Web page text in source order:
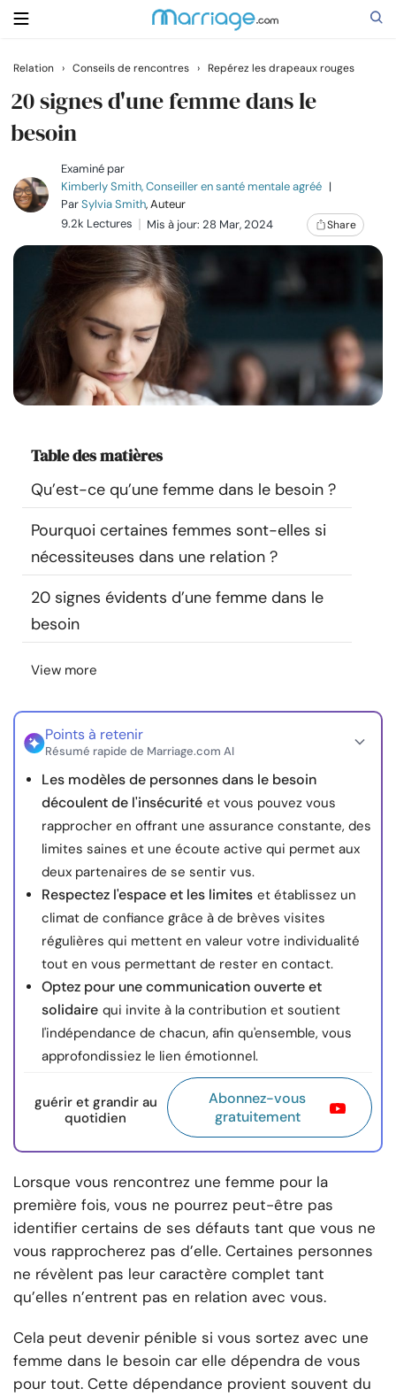
Rechercher
Se marier
Relations
Famille
Cours
Communauté
Trouver un thérapeute
Langue
À propos de nous Contact Écrivez pour nous
Publicité avec
nous
Relation › Conseils de rencontres › Repérez les drapeaux rouges
20 signes d'une femme dans le
besoin
Examiné par
Kimberly Smith, Conseiller en santé mentale agréé |
ParSylvia Smith, Auteur
9.2k Lectures
Mis à jour: 28 Mar, 2024 Share
Table des matières
Qu’est-ce qu’une femme dans le besoin ?
Pourquoi certaines femmes sont-elles si
nécessiteuses dans une relation ?
20 signes évidents d’une femme dans le
besoin
View more
Points à retenir
Résumé rapide de Marriage.com AI
Les modèles de personnes dans le besoin
découlent de l'insécurité et vous pouvez vous
rapprocher en offrant une assurance constante, des
limites saines et une écoute active qui permet aux
deux partenaires de se sentir vus.
Respectez l'espace et les limites et établissez un
climat de confiance grâce à de brèves visites
régulières qui mettent en valeur votre individualité
tout en vous permettant de rester en contact.
Optez pour une communication ouverte et
solidaire qui invite à la contribution et soutient
l'indépendance de chacun, afin qu'ensemble, vous
approfondissiez le lien émotionnel.
guérir et grandir au
quotidien
Abonnez-vous
gratuitement
Lorsque vous rencontrez une femme pour la
première fois, vous ne pourrez peut-être pas
identifier certains de ses défauts tant que vous ne
vous rapprocherez pas d’elle. Certaines personnes
ne révèlent pas leur caractère complet tant
qu’elles n’entrent pas en relation avec vous.
Cela peut devenir pénible si vous sortez avec une
femme dans le besoin car elle dépendra de vous
pour tout. Cette dépendance provient souvent du